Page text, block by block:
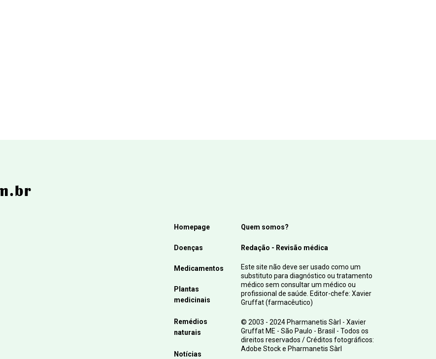
Homepage
Doenças
Medicamentos
Plantas
medicinais
Remédios
naturais
Notícias
Quem somos?
Redação - Revisão médica
Este site não deve ser usado como um
substituto para diagnóstico ou tratamento
médico sem consultar um médico ou
profissional de saúde. Editor-chefe: Xavier
Gruffat (farmacêutico)
© 2003 - 2024 Pharmanetis Sàrl - Xavier
Gruffat ME - São Paulo - Brasil - Todos os
direitos reservados / Créditos fotográficos:
Adobe Stock e Pharmanetis Sàrl